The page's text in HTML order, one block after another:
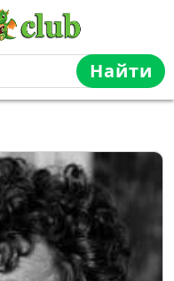
Найти